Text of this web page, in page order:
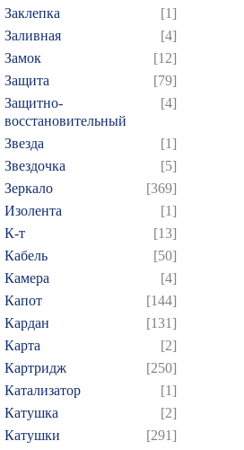
Заклепка
[1]
Заливная
[4]
Замок
[12]
Защита
[79]
Защитно-
восстановительный
[4]
Звезда
[1]
Звездочка
[5]
Зеркало
[369]
Изолента
[1]
К-т
[13]
Кабель
[50]
Камера
[4]
Капот
[144]
Кардан
[131]
Карта
[2]
Картридж
[250]
Катализатор
[1]
Катушка
[2]
Катушки
[291]